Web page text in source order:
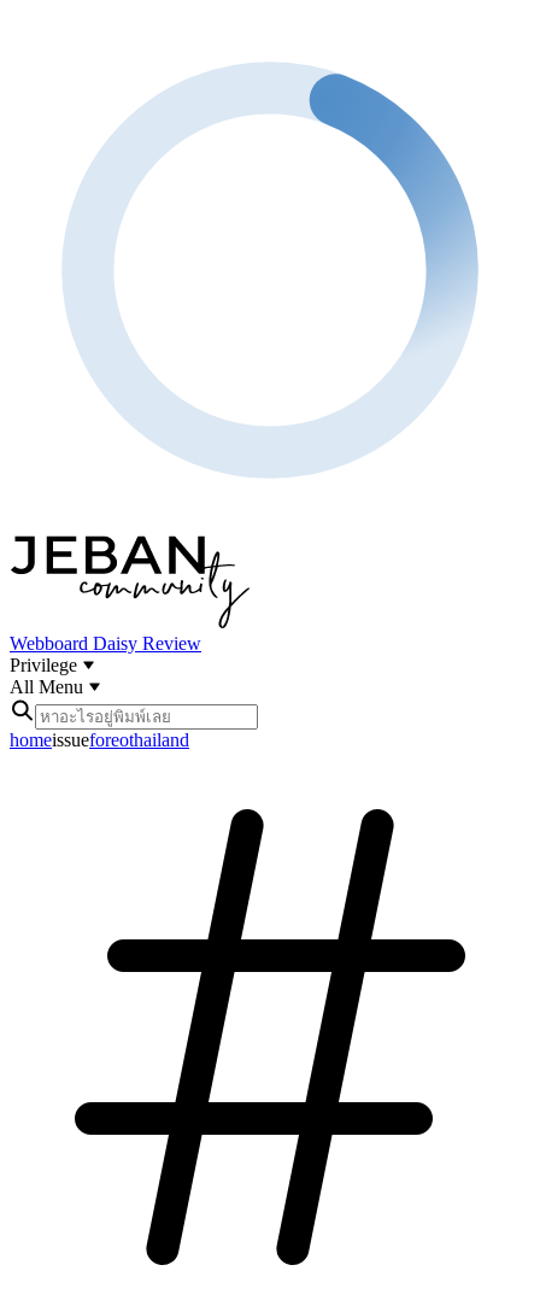
Webboard Daisy Review
Privilege
All Menu
homeissueforeothailand